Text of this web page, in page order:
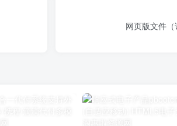
网页版文件